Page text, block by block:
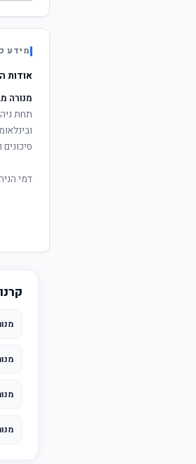
מידע
אודות
מנורה
תחת
דמי
מנורה